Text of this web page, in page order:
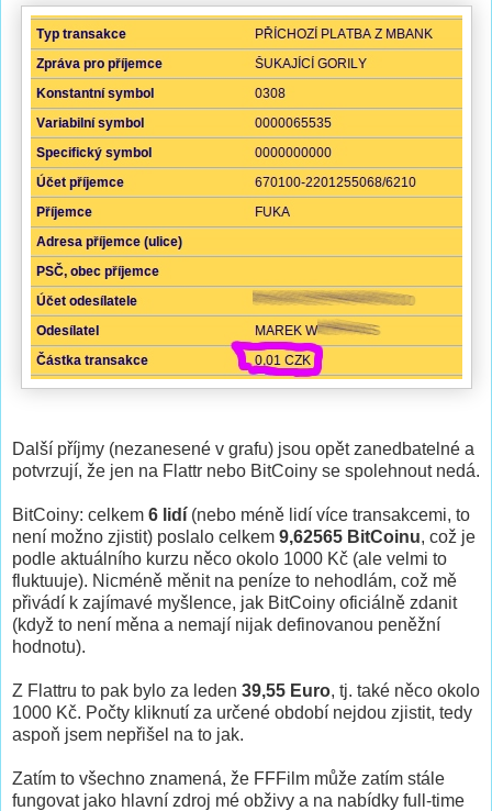
Další příjmy (nezanesené v grafu) jsou opět zanedbatelné a
potvrzují, že jen na Flattr nebo BitCoiny se spolehnout nedá.
BitCoiny: celkem 6 lidí (nebo méně lidí více transakcemi, to
není možno zjistit) poslalo celkem 9,62565 BitCoinu, což je
podle aktuálního kurzu něco okolo 1000 Kč (ale velmi to
fluktuuje). Nicméně měnit na peníze to nehodlám, což mě
přivádí k zajímavé myšlence, jak BitCoiny oficiálně zdanit
(když to není měna a nemají nijak definovanou peněžní
hodnotu).
Z Flattru to pak bylo za leden 39,55 Euro, tj. také něco okolo
1000 Kč. Počty kliknutí za určené období nejdou zjistit, tedy
aspoň jsem nepřišel na to jak.
Zatím to všechno znamená, že FFFilm může zatím stále
fungovat jako hlavní zdroj mé obživy a na nabídky full-time